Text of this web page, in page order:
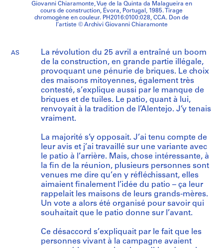
Giovanni Chiaramonte, Vue de la Quinta da Malagueira en
cours de construction, Évora, Portugal, 1985. Tirage
chromogène en couleur. PH2016:0100:028, CCA. Don de
l’artiste © Archivi Giovanni Chiaramonte
AS
La révolution du 25 avril a entraîné un boom
de la construction, en grande partie illégale,
provoquant une pénurie de briques. Le choix
des maisons mitoyennes, également très
contesté, s’explique aussi par le manque de
briques et de tuiles. Le patio, quant à lui,
renvoyait à la tradition de l’Alentejo. J’y tenais
vraiment.
La majorité s’y opposait. J’ai tenu compte de
leur avis et j’ai travaillé sur une variante avec
le patio à l’arrière. Mais, chose intéressante, à
la fin de la réunion, plusieurs personnes sont
venues me dire qu’en y réfléchissant, elles
aimaient finalement l’idée du patio – ça leur
rappelait les maisons de leurs grands-mères.
Un vote a alors été organisé pour savoir qui
souhaitait que le patio donne sur l’avant.
Ce désaccord s’expliquait par le fait que les
personnes vivant à la campagne avaient